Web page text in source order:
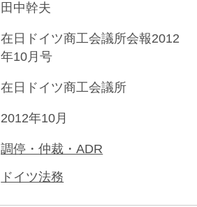
田中幹夫
在日ドイツ商工会議所会報2012
年10月号
在日ドイツ商工会議所
2012年10月
調停・仲裁・ADR
ドイツ法務